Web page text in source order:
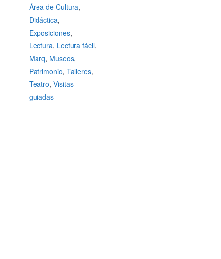
Área de Cultura,
Didáctica,
Exposiciones,
Lectura, Lectura fácil,
Marq, Museos,
Patrimonio, Talleres,
Teatro, Visitas
guiadas